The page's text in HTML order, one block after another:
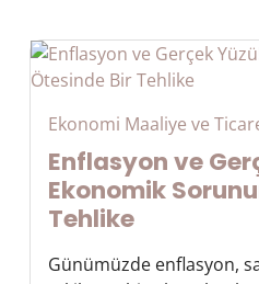
Ekonomi Maaliye ve
Enflasyon ve
Ekonomik
Tehlike
Günümüzde enflasyon,